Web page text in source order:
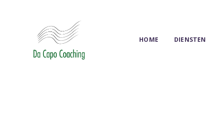
HOME DIENSTEN